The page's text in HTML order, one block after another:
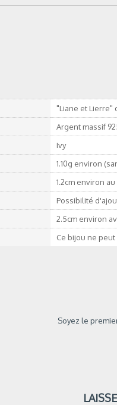
"Liane et Lierre"
Argent massif
Ivy
1.10g environ
1.2cm environ
Possibilité
2.5cm environ
Ce bijou ne
Soyez le